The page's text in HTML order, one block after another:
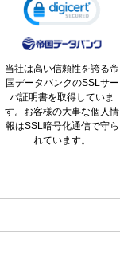
当社は高い信頼性を誇る帝
国データバンクのSSLサー
バ証明書を取得していま
す。お客様の大事な個人情
報はSSL暗号化通信で守ら
れています。